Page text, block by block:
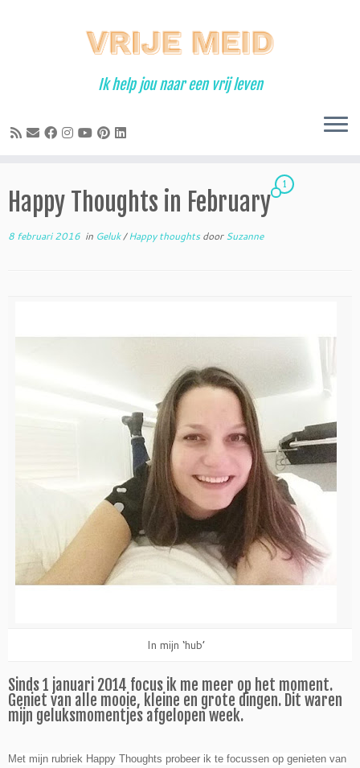
Ik help jou naar een vrij leven
Happy Thoughts in February
1
8 februari 2016 in Geluk/Happy thoughtsdoorSuzanne
In mijn ‘hub’
Sinds 1 januari 2014 focus ik me meer op het moment.
Geniet van alle mooie, kleine en grote dingen. Dit waren
mijn geluksmomentjes afgelopen week.
Met mijn rubriek Happy Thoughts probeer ik te focussen op genieten van